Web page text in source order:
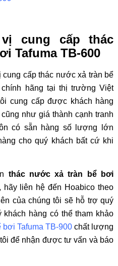
cung cấp thác
Tafuma TB-600
cấp thác nước xả tràn bể
hãng tại thị trường Việt
cung cấp được khách hàng
như giá thành cạnh tranh
có sẵn hàng số lượng lớn
cho quý khách bất cứ khi
thác nước xả tràn bể bơi
liên hệ đến Hoabico theo
của chúng tôi sẽ hỗ trợ quý
hàng có thể tham khảo
Tafuma TB-900 chất lượng
để nhận được tư vấn và báo